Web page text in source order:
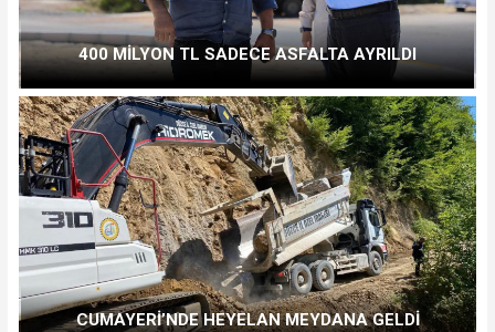
400 MİLYON TL SADECE ASFALTA AYRILDI
CUMAYERİ’NDE HEYELAN MEYDANA GELDİ